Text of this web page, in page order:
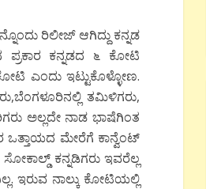
ರಿಲೀಜ್ ಆಗಿದ್ದು ಕನ್ನಡ
ಪ್ರಕಾರ ಕನ್ನಡದ ೬ ಕೋಟಿ
ಎಂದು ಇಟ್ಟುಕೊಳ್ಳೋಣ.
ತಮಿಳಿಗರು,
ಅಲ್ಲದೇ ನಾಡ ಭಾಷೆಗಿಂತ
ಒತ್ತಾಯದ ಮೇರೆಗೆ ಕಾನ್ವೆಂಟ್
ಕನ್ನಡಿಗರು ಇವರೆಲ್ಲ
ಇರುವ ನಾಲ್ಕು ಕೋಟಿಯಲ್ಲಿ